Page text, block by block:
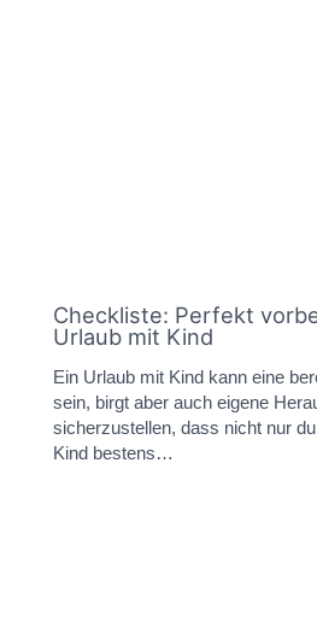
Checkliste: Perfekt
Urlaub mit Kind
Ein Urlaub mit Kind kann eine
sein, birgt aber auch eigene
sicherzustellen, dass nicht nur
Kind bestens…